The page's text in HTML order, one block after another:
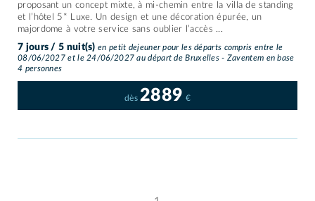
proposant un concept mixte, à mi-chemin entre la villa de standing
et l’hôtel 5* Luxe. Un design et une décoration épurée, un
majordome à votre service sans oublier l’accès ...
7 jours / 5 nuit(s) en petit dejeuner pour les départs compris entre le
08/06/2027 et le 24/06/2027 au départ de Bruxelles - Zaventem en base
4 personnes
dès2889 €